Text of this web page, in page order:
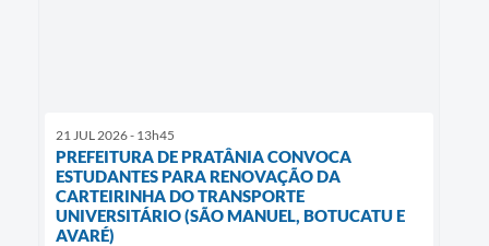
21 JUL 2026 - 13h45
PREFEITURA DE PRATÂNIA CONVOCA
ESTUDANTES PARA RENOVAÇÃO DA
CARTEIRINHA DO TRANSPORTE
UNIVERSITÁRIO (SÃO MANUEL, BOTUCATU E
AVARÉ)